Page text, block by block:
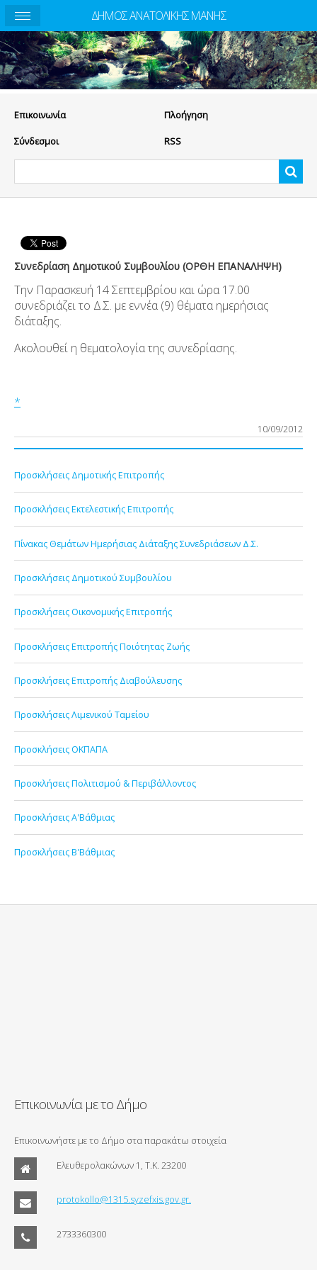
Eπικοινωνία Πλοήγηση
Σύνδεσμοι RSS
Συνεδρίαση Δημοτικού Συμβουλίου (ΟΡΘΗ ΕΠΑΝΑΛΗΨΗ)
Την Παρασκευή 14 Σεπτεμβρίου και ώρα 17.00
συνεδριάζει το Δ.Σ. με εννέα (9) θέματα ημερήσιας
διάταξης.
Ακολουθεί η θεματολογία της συνεδρίασης.
*
10/09/2012
Προσκλήσεις Δημοτικής Επιτροπής
Προσκλήσεις Εκτελεστικής Επιτροπής
Πίνακας Θεμάτων Ημερήσιας Διάταξης Συνεδριάσεων Δ.Σ.
Προσκλήσεις Δημοτικού Συμβουλίου
Προσκλήσεις Οικονομικής Επιτροπής
Προσκλήσεις Επιτροπής Ποιότητας Ζωής
Προσκλήσεις Επιτροπής Διαβούλευσης
Προσκλήσεις Λιμενικού Ταμείου
Προσκλήσεις ΟΚΠΑΠΑ
Προσκλήσεις Πολιτισμού & Περιβάλλοντος
Προσκλήσεις Α'Βάθμιας
Προσκλήσεις Β'Βάθμιας
Επικοινωνία με το Δήμο
Επικοινωνήστε με το Δήμο στα παρακάτω στοιχεία
Ελευθερολακώνων 1, Τ.Κ. 23200
protokollo@1315.syzefxis.gov.gr.
2733360300
ΔΗΜΟΣ ΑΝΑΤΟΛΙΚΗΣ ΜΑΝΗΣ